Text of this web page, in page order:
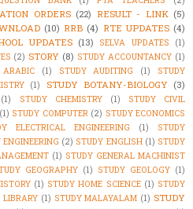
ORDERS (22) RESULT - LINK (5)
(10) RRB (4) RTE UPDATES (4)
UPDATES (13) SELVA UPDATES
(1)
(2) STORY (8) STUDY ACCOUNTANCY (1)
(1) STUDY AUDITING (1)
STUDY
(1) STUDY BOTANY-BIOLOGY (3)
(1) STUDY CHEMISTRY (1)
STUDY CIVIL
(1) STUDY COMPUTER (2) STUDY ECONOMICS
ELECTRICAL ENGINEERING (1)
STUDY
ENGINEERING (2) STUDY ENGLISH (1) STUDY
(1) STUDY GENERAL MACHINIST
GEOGRAPHY (1) STUDY GEOLOGY (1)
(1) STUDY HOME SCIENCE (1) STUDY
LIBRARY (1) STUDY MALAYALAM (1) STUDY